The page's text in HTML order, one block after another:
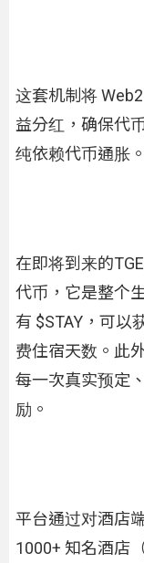
这套机制将
益分红，确保代
纯依赖代币通胀。
在即将到来的
代币，它是整个
有 $STAY，可以
费住宿天数。此
每一次真实预定
励。
平台通过对酒店
1000+ 知名酒店